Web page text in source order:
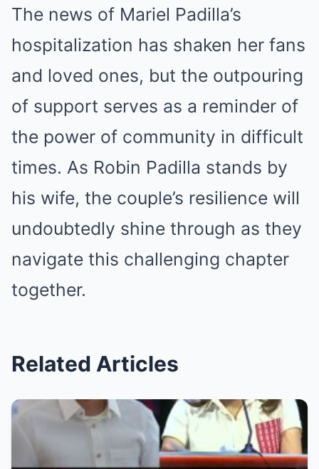
The news of Mariel Padilla’s
hospitalization has shaken her fans
and loved ones, but the outpouring
of support serves as a reminder of
the power of community in difficult
times. As Robin Padilla stands by
his wife, the couple’s resilience will
undoubtedly shine through as they
navigate this challenging chapter
together.
Related Articles